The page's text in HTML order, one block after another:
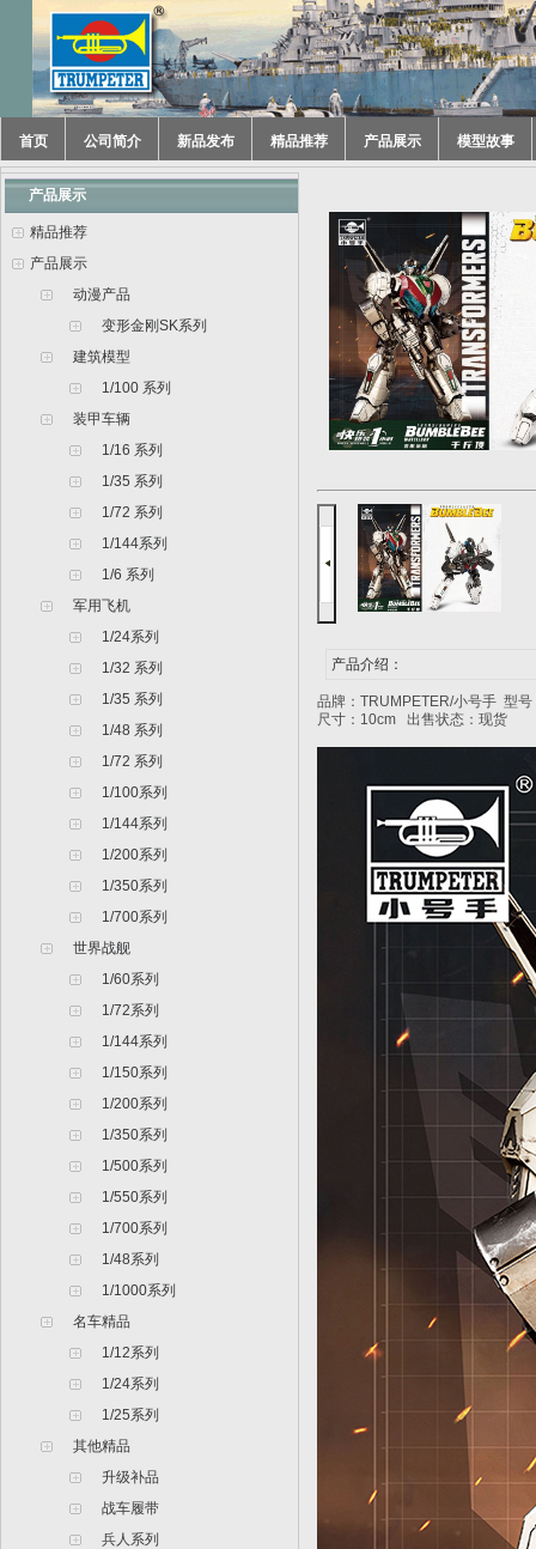
首页 公司简介 新品发布 精品推荐 产品展示 模型故事
产品展示
精品推荐
产品展示
动漫产品
变形金刚SK系列
建筑模型
1/100 系列
装甲车辆
1/16 系列
1/35 系列
1/72 系列
1/144系列
1/6 系列
军用飞机
1/24系列
1/32 系列
1/35 系列
1/48 系列
1/72 系列
1/100系列
1/144系列
1/200系列
1/350系列
1/700系列
世界战舰
1/60系列
1/72系列
1/144系列
1/150系列
1/200系列
1/350系列
1/500系列
1/550系列
1/700系列
1/48系列
1/1000系列
名车精品
1/12系列
1/24系列
1/25系列
其他精品
升级补品
战车履带
兵人系列
产品介绍：
品牌：TRUMPETER/小号手 型
尺寸：10cm 出售状态：现货